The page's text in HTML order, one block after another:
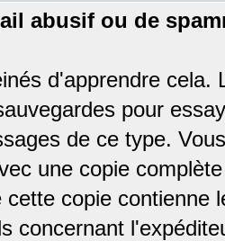
abusif ou de
d'apprendre cela.
pour
de ce type.
une copie
cette copie contienne
concernant